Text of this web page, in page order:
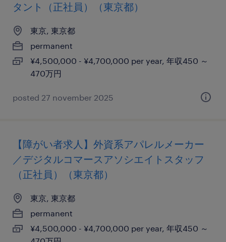
タント（正社員）（東京都）
東京, 東京都
permanent
¥4,500,000 - ¥4,700,000 per year, 年収450 ～
470万円
posted 27 november 2025
【障がい者求人】外資系アパレルメーカー
／デジタルコマースアソシエイトスタッフ
（正社員）（東京都）
東京, 東京都
permanent
¥4,500,000 - ¥4,700,000 per year, 年収450 ～